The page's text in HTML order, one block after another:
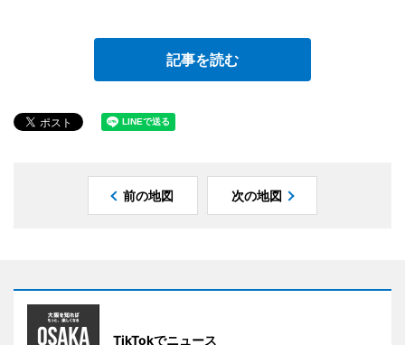
記事を読む
前の地図 次の地図
TikTokでニュース